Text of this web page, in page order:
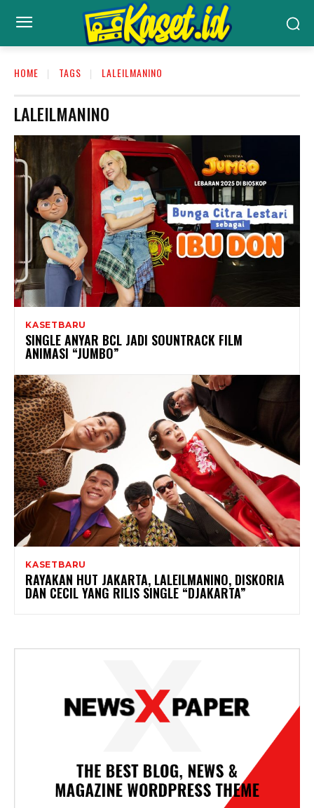
HOME TAGS LALEILMANINO
LALEILMANINO
KASETBARU
SINGLE ANYAR BCL JADI SOUNTRACK FILM
ANIMASI “JUMBO”
KASETBARU
RAYAKAN HUT JAKARTA, LALEILMANINO, DISKORIA
DAN CECIL YANG RILIS SINGLE “DJAKARTA”